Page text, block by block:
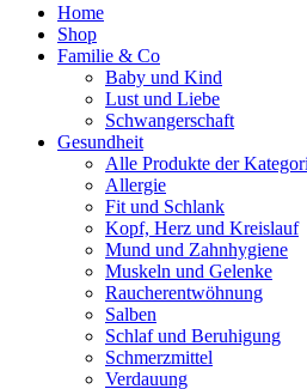
Home
Shop
Familie & Co
Baby und Kind
Lust und Liebe
Schwangerschaft
Gesundheit
Alle Produkte der
Allergie
Fit und Schlank
Kopf, Herz und Kreislauf
Mund und Zahnhygiene
Muskeln und Gelenke
Raucherentwöhnung
Salben
Schlaf und Beruhigung
Schmerzmittel
Verdauung